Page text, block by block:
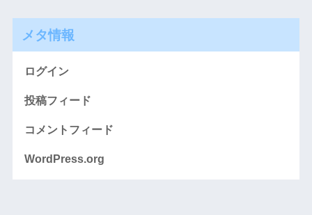
メタ情報
ログイン
投稿フィード
コメントフィード
WordPress.org